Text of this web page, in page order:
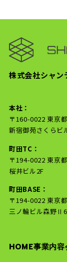
株式会社シャン
本社：
〒160-0022 東京
新宿御苑さくらビ
町田TC：
〒194-0022 東京
桜井ビル2F
町田BASE：
〒194-0022 東京
三ノ輪ビル森野
HOME事業内容